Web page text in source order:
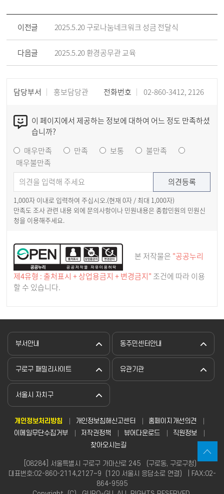
이전글 2025.5.20 구로나눔네크워크 성금 전달식
다음글 2025.5.20 환경공무관 교육
담당부서 홍보담당관 전화번호 02-860-3412, 2126
이 페이지에서 제공하는 정보에 대하여 어느 정도 만족하셨
습니까?
매우만족
만족 보통
불만족
매우불만족
1,000자 이내로 입력하여 주십시오.(현재 0자 / 최대 1,000자)
만족도 조사 관련 내용 외에 문의사항이나 민원내용은 종합민원의 민원신
청을 이용해주세요.
본 저작물은 "공공누리
제4유형 : 출처표시 + 상업용금지 + 변경금지" 조건에 따라 이용
할 수 있습니다.
부서안내 동주민센터안내
구로구 패밀리사이트 유관기관
서울시 자치구
개인정보처리방침 개인정보침해신고센터
홈페이지개선의견
이메일무단수집거부
저작권정책 뷰어다운로드
직원정보
찾아오시는길
[08284] 서울특별시 구로구 가마산로 245 （구로동, 구로구청）
대표번호:02-860-2114,2127~9（120 서울시 응답소로 연결） | FAX:02-
864-9595